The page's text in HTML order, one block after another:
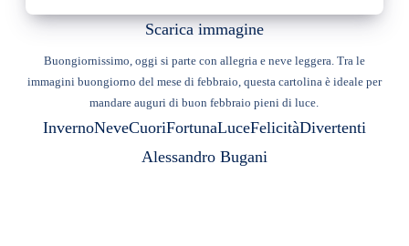
Scarica immagine
Buongiornissimo, oggi si parte con allegria e neve leggera. Tra le
immagini buongiorno del mese di febbraio, questa cartolina è ideale per
mandare auguri di buon febbraio pieni di luce.
InvernoNeveCuoriFortunaLuceFelicitàDivertenti
Alessandro Bugani